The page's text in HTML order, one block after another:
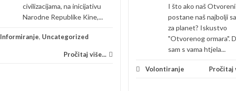
civilizacijama, na inicijativu
Narodne Republike Kine,...
Informiranje, Uncategorized
Pročitaj više...
I što ako naš
postane naš najbolji
za planet? Iskustvo
"Otvorenog ormara".
sam s vama htjela...
Volontiranje Pročitaj